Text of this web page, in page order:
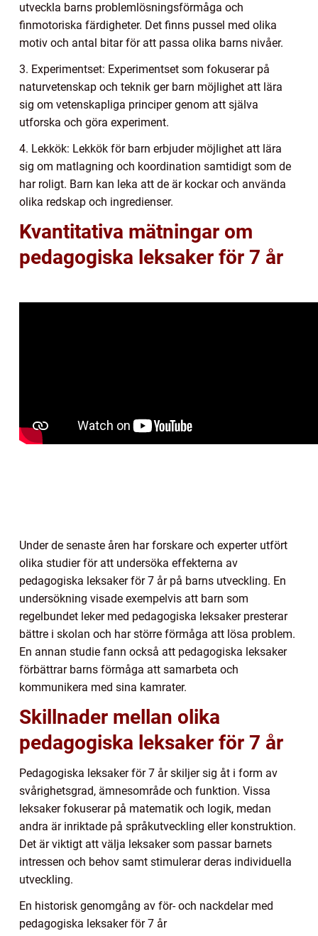
utveckla barns problemlösningsförmåga och
finmotoriska färdigheter. Det finns pussel med olika
motiv och antal bitar för att passa olika barns nivåer.
3. Experimentset: Experimentset som fokuserar på
naturvetenskap och teknik ger barn möjlighet att lära
sig om vetenskapliga principer genom att själva
utforska och göra experiment.
4. Lekkök: Lekkök för barn erbjuder möjlighet att lära
sig om matlagning och koordination samtidigt som de
har roligt. Barn kan leka att de är kockar och använda
olika redskap och ingredienser.
Kvantitativa mätningar om
pedagogiska leksaker för 7 år
Under de senaste åren har forskare och experter utfört
olika studier för att undersöka effekterna av
pedagogiska leksaker för 7 år på barns utveckling. En
undersökning visade exempelvis att barn som
regelbundet leker med pedagogiska leksaker presterar
bättre i skolan och har större förmåga att lösa problem.
En annan studie fann också att pedagogiska leksaker
förbättrar barns förmåga att samarbeta och
kommunikera med sina kamrater.
Skillnader mellan olika
pedagogiska leksaker för 7 år
Pedagogiska leksaker för 7 år skiljer sig åt i form av
svårighetsgrad, ämnesområde och funktion. Vissa
leksaker fokuserar på matematik och logik, medan
andra är inriktade på språkutveckling eller konstruktion.
Det är viktigt att välja leksaker som passar barnets
intressen och behov samt stimulerar deras individuella
utveckling.
En historisk genomgång av för- och nackdelar med
pedagogiska leksaker för 7 år